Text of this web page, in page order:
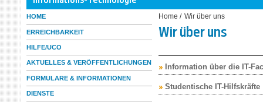
HOME
ERREICHBARKEIT
HILFE/UCO
AKTUELLES & VERÖFFENTLICHUNGEN
FORMULARE & INFORMATIONEN
DIENSTE
Home / Wir über uns
Wir über uns
Information über die IT-
Studentische IT-Hilfskräfte